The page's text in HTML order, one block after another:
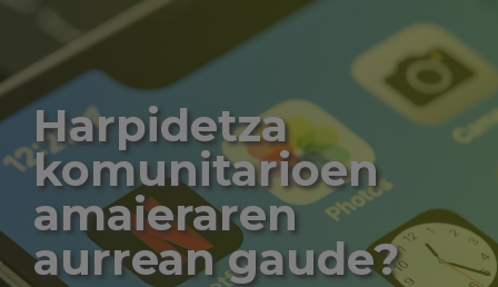
Harpidetza
komunitarioen
amaieraren
aurrean gaude?